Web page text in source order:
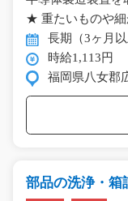
★ 重たいものや
長期（3ヶ月以
時給1,113円
福岡県八女郡
部品の洗浄・箱